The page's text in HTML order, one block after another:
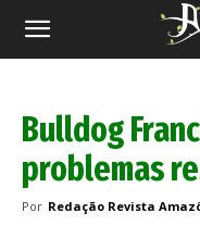
Revista
Bulldog
problemas
Por Redação Revista